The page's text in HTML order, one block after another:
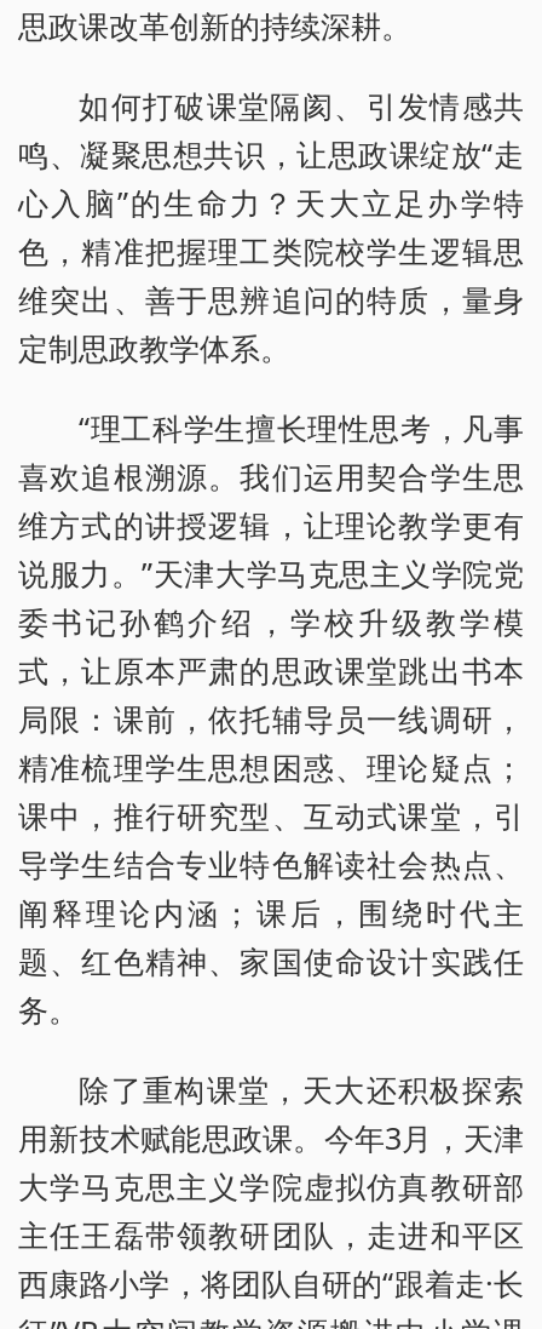
思政课改革创新的持续深耕。
如何打破课堂隔阂、引发情感共
鸣、凝聚思想共识，让思政课绽放“走
心入脑”的生命力？天大立足办学特
色，精准把握理工类院校学生逻辑思
维突出、善于思辨追问的特质，量身
定制思政教学体系。
“理工科学生擅长理性思考，凡事
喜欢追根溯源。我们运用契合学生思
维方式的讲授逻辑，让理论教学更有
说服力。”天津大学马克思主义学院党
委书记孙鹤介绍，学校升级教学模
式，让原本严肃的思政课堂跳出书本
局限：课前，依托辅导员一线调研，
精准梳理学生思想困惑、理论疑点；
课中，推行研究型、互动式课堂，引
导学生结合专业特色解读社会热点、
阐释理论内涵；课后，围绕时代主
题、红色精神、家国使命设计实践任
务。
除了重构课堂，天大还积极探索
用新技术赋能思政课。今年3月，天津
大学马克思主义学院虚拟仿真教研部
主任王磊带领教研团队，走进和平区
西康路小学，将团队自研的“跟着走·长